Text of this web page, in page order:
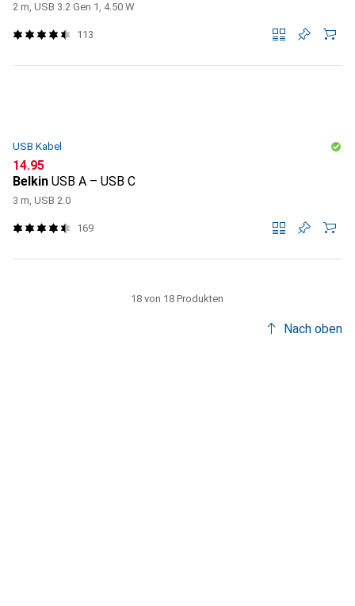
2 m, USB 3.2 Gen 1, 4.50 W
113
USB Kabel
CHF
14.95
Belkin USB A – USB C
3 m, USB 2.0
169
18 von 18 Produkten
Nach oben